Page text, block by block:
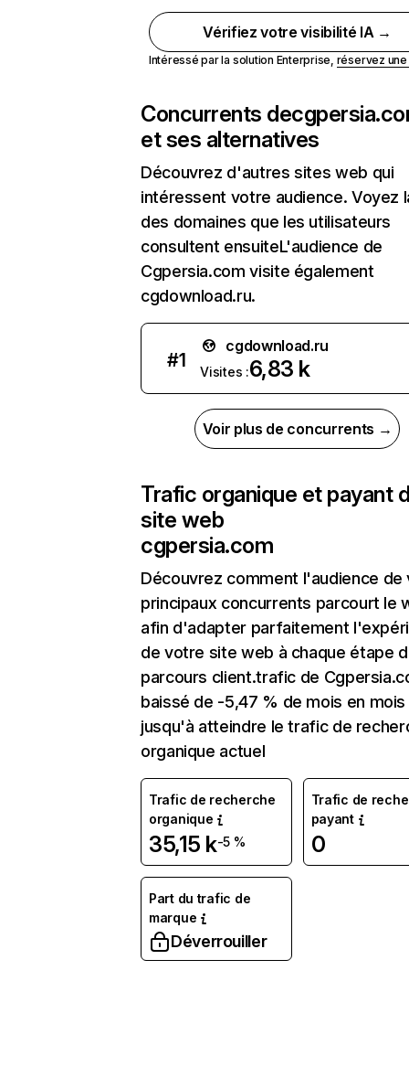
Vérifiez votre visibilité IA →
Intéressé par la solution Enterprise, réservez
Concurrents de
et ses alternatives
Découvrez d'autres sites web qui
intéressent votre audience. Voyez
des domaines que les utilisateurs
consultent ensuiteL'audience de
Cgpersia.com visite également
cgdownload.ru.
#1
cgdownload.ru
Visites :6,83 k
Voir plus de concurrents →
Trafic organique et payant
site web
cgpersia.com
Découvrez comment l'audience de
principaux concurrents parcourt le
afin d'adapter parfaitement
de votre site web à chaque étape
parcours client.trafic de
baissé de -5,47 % de mois en mois
jusqu'à atteindre le trafic de
organique actuel
Trafic de recherche
organique
35,15 k-5 %
Trafic de
payant
0
Part du trafic de
marque
Déverrouiller